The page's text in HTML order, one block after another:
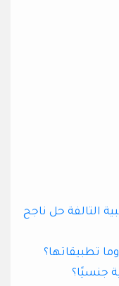
التالفة حل ناجح
تطبيقاتها؟
جنسيًا؟